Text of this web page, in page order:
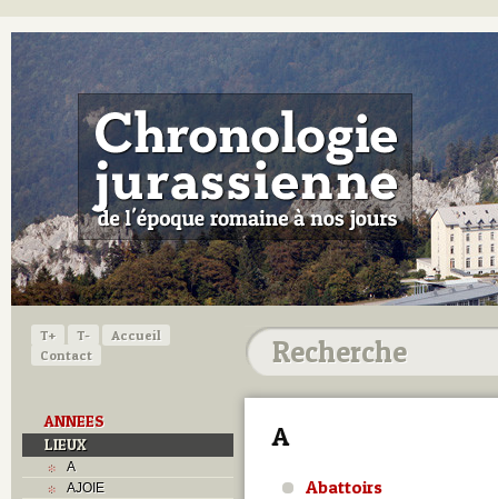
T+ T-
Accueil
Contact
ANNEES
LIEUX
A
AJOIE
A
Abattoirs